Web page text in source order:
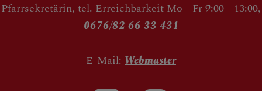
Pfarrsekretärin, tel. Erreichbarkeit Mo - Fr 9:00 - 13:00,
0676/82 66 33 431
E-Mail: Webmaster